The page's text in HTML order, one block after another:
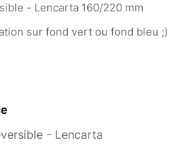
- Lencarta 160/220 mm
sur fond vert ou fond bleu ;)
- Lencarta